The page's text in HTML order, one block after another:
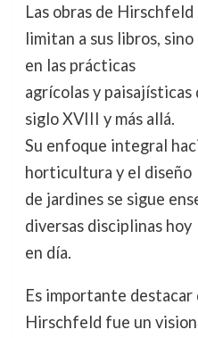
Las obras de Hirschfeld
limitan a sus libros,
en las prácticas
agrícolas y
siglo XVIII y más allá.
Su enfoque integral
horticultura y el diseño
de jardines se sigue
diversas disciplinas hoy
en día.
Es importante destacar
Hirschfeld fue un